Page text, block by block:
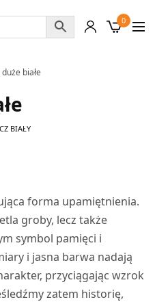
0
białe
BIAŁY
forma upamiętnienia.
groby, lecz także
symbol pamięci i
i jasna barwa nadają
przyciągając wzrok
zatem historię,